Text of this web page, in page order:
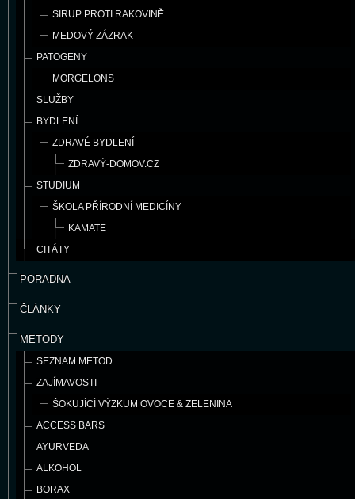
SIRUP PROTI RAKOVINĚ
MEDOVÝ ZÁZRAK
PATOGENY
MORGELONS
SLUŽBY
BYDLENÍ
ZDRAVÉ BYDLENÍ
ZDRAVÝ-DOMOV.CZ
STUDIUM
ŠKOLA PŘÍRODNÍ MEDICÍNY
KAMATE
CITÁTY
PORADNA
ČLÁNKY
METODY
SEZNAM METOD
ZAJÍMAVOSTI
ŠOKUJÍCÍ VÝZKUM OVOCE & ZELENINA
ACCESS BARS
AYURVEDA
ALKOHOL
BORAX